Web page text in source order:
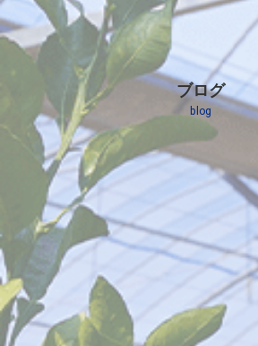
ブログ
blog